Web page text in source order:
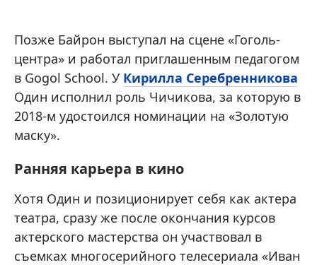
Позже Байрон выступал на сцене «Гоголь-
центра» и работал приглашенным педагогом
в Gogol School. У Кирилла Серебренникова
Один исполнил роль Чичикова, за которую в
2018-м удостоился номинации на «Золотую
маску».
Ранняя карьера в кино
Хотя Один и позиционирует себя как актера
театра, сразу же после окончания курсов
актерского мастерства он участвовал в
съемках многосерийного телесериала «Иван